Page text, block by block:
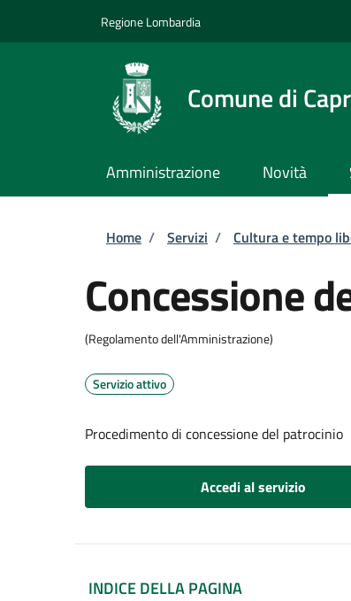
Regione Lombardia
Comune di
Amministrazione Novità
Briciole di pane
Home / Servizi / Cultura e tempo
Concessione
(Regolamento dell'Amministrazione)
Servizio attivo
Procedimento di concessione del patrocinio
Accedi al servizio
INDICE DELLA PAGINA